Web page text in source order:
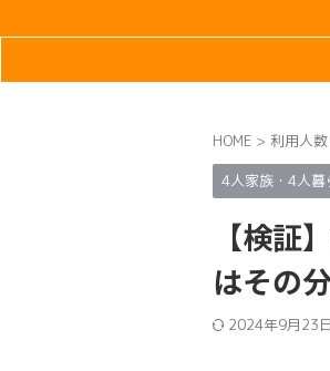
HOME > 利用人
4人家族・4人暮
【検証
はその
2024年9月23日